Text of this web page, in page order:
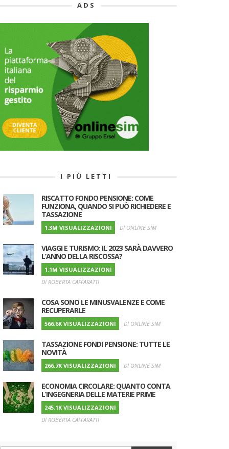
ADS
I PIÙ LETTI
RISCATTO FONDO PENSIONE: COME
FUNZIONA, QUANDO SI PUÒ RICHIEDERE E
TASSAZIONE
1.3M VISUALIZZAZIONI DI ONLINE SIM
VIAGGI E TURISMO: IL 2023 SARÀ DAVVERO
L’ANNO DELLA RISCOSSA?
1.1M VISUALIZZAZIONI
DI ROBERTA CAFFARATTI
COSA SONO LE MINUSVALENZE E COME
RECUPERARLE
566.6K VISUALIZZAZIONI DI ONLINE SIM
TASSAZIONE FONDI PENSIONE: TUTTE LE
NOVITÀ
266.7K VISUALIZZAZIONI DI ONLINE SIM
ECONOMIA CIRCOLARE: QUANTO CONTA
L’INGEGNERIA DELLE MATERIE PRIME
245.1K VISUALIZZAZIONI
DI ROBERTA CAFFARATTI